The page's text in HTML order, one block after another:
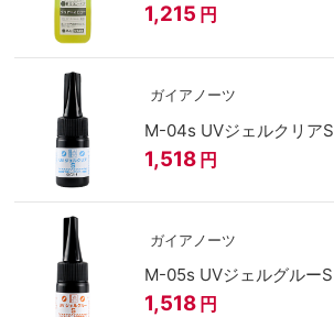
1,215 円
ガイアノーツ
M-04s UVジェルクリアS
1,518 円
ガイアノーツ
M-05s UVジェルグルーS
1,518 円